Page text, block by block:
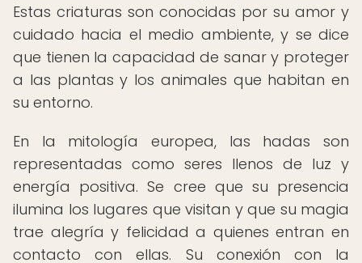
Estas criaturas son conocidas por su amor y
cuidado hacia el medio ambiente, y se dice
que tienen la capacidad de sanar y proteger
a las plantas y los animales que habitan en
su entorno.
En la mitología europea, las hadas son
representadas como seres llenos de luz y
energía positiva. Se cree que su presencia
ilumina los lugares que visitan y que su magia
trae alegría y felicidad a quienes entran en
contacto con ellas. Su conexión con la